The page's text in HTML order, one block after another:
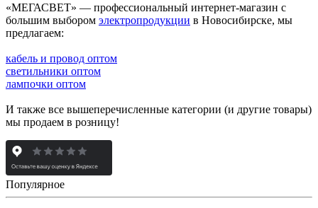
«МЕГАСВЕТ» — профессиональный интернет-магазин с
большим выбором электропродукции в Новосибирске, мы
предлагаем:
кабель и провод оптом
светильники оптом
лампочки оптом
И также все вышеперечисленные категории (и другие товары)
мы продаем в розницу!
Популярное